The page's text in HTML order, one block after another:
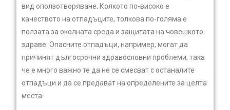
вид оползотворяване. Колкото по-високо е
качеството на отпадъците, толкова по-голяма е
ползата за околната среда и защитата на човешкото
здраве. Опасните отпадъци, например, могат да
причинят дългосрочни здравословни проблеми, така
че е много важно те да не се смесват с останалите
отпадъци и да се предават на определените за целта
места.